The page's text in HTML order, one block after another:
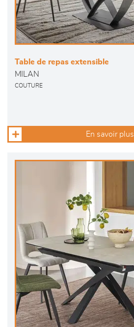
Table de repas extensible
MILAN
COUTURE
En savoir plus